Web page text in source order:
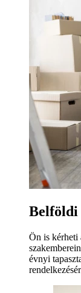
Belföldi
Ön is kérheti
évnyi